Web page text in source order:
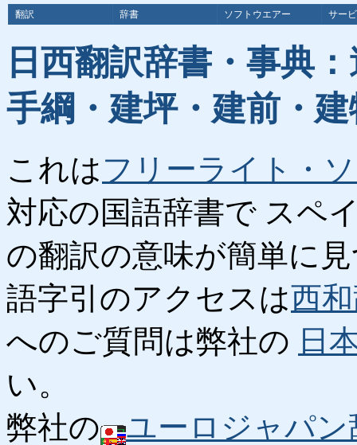
翻訳 辞書 ソフトウエアー サー
日西翻訳辞書・事典
手綱・建坪・建前・
これはフリーライト・
対応の国語辞書で スペ
の翻訳の意味が簡単に
語字引のアクセスは西
へのご質問は弊社の 日
い。
弊社の
ユーロジャパン